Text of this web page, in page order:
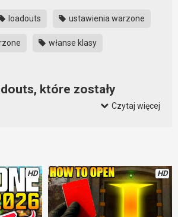
loadouts ustawienia warzone
włanse klasy
które zostały
że zyskamy przewagę na polu walki.
broni to dopiero początek. Do broni
dodatki, które sprawią, że broń
Czyli, dzięki niej będziemy szybciej
Czytaj więcej
HD HD